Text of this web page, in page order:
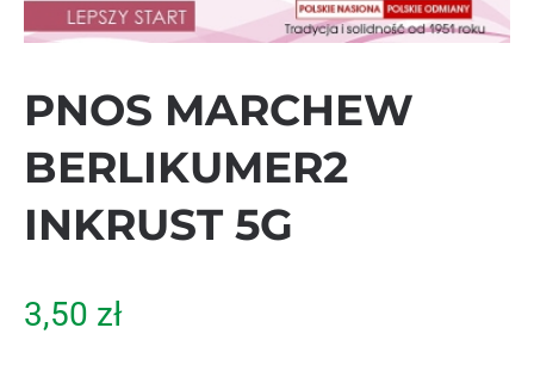
PNOS MARCHEW
BERLIKUMER2
INKRUST 5G
3,50 zł